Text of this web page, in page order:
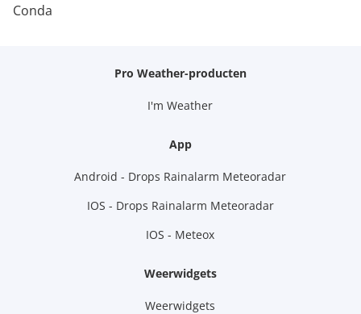
Conda
Pro Weather-producten
I'm Weather
App
Android - Drops Rainalarm Meteoradar
IOS - Drops Rainalarm Meteoradar
IOS - Meteox
Weerwidgets
Weerwidgets